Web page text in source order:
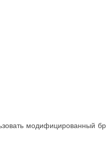
модифицированный